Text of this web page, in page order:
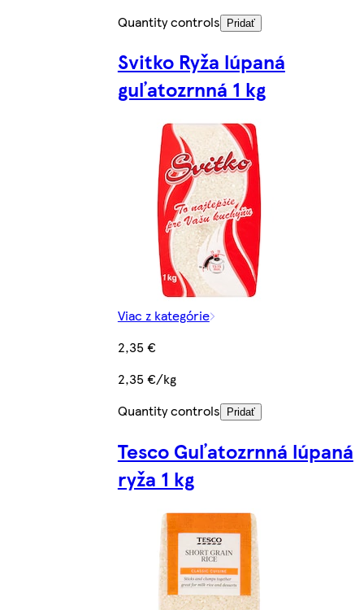
Quantity controls
Pridať
Svitko Ryža lúpaná
guľatozrnná 1 kg
Viac z kategórie
2,35 €
2,35 €/kg
Quantity controls
Pridať
Tesco Guľatozrnná lúpaná
ryža 1 kg